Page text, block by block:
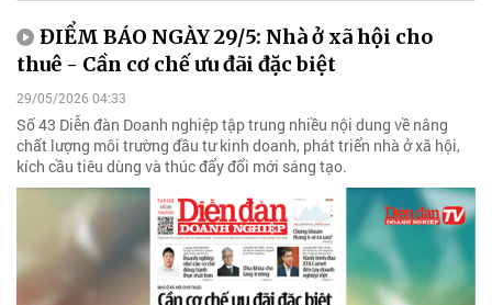
ĐIỂM BÁO NGÀY 29/5: Nhà ở xã hội cho
thuê - Cần cơ chế ưu đãi đặc biệt
29/05/2026 04:33
Số 43 Diễn đàn Doanh nghiệp tập trung nhiều nội dung về nâng
chất lượng môi trường đầu tư kinh doanh, phát triển nhà ở xã hội,
kích cầu tiêu dùng và thúc đẩy đổi mới sáng tạo.